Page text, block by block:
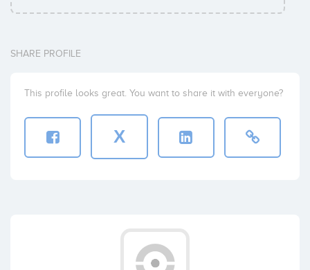
SHARE PROFILE
This profile looks great. You want to share it with everyone?
X